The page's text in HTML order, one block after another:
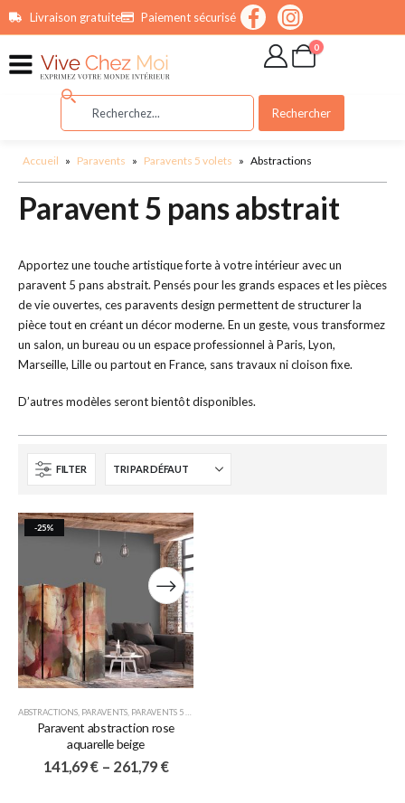
principalLivraison gratuite Paiement sécurisé
0
Rechercher
Accueil » Paravents » Paravents 5 volets » Abstractions
Paravent 5 pans abstrait
Apportez une touche artistique forte à votre intérieur avec un
paravent 5 pans abstrait. Pensés pour les grands espaces et les pièces
de vie ouvertes, ces paravents design permettent de structurer la
pièce tout en créant un décor moderne. En un geste, vous transformez
un salon, un bureau ou un espace professionnel à Paris, Lyon,
Marseille, Lille ou partout en France, sans travaux ni cloison fixe.
D’autres modèles seront bientôt disponibles.
FILTER
-25%
ABSTRACTIONS PARAVENTS PARAVENTS 5 VOLETS
Paravent abstraction rose
aquarelle beige
141,69€ – 261,79 €